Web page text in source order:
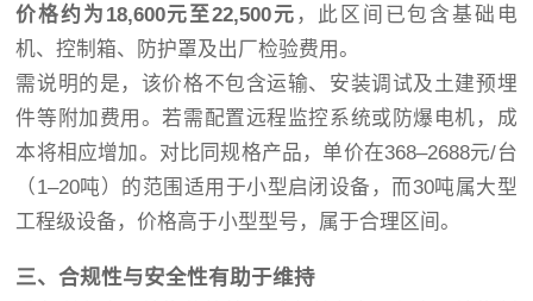
价格约为18,600元至22,500元 ，此区间已包含基础电
机、控制箱、防护罩及出厂检验费用。
需说明的是，该价格不包含运输、安装调试及土建预埋
件等附加费用。若需配置远程监控系统或防爆电机，成
本将相应增加。对比同规格产品，单价在368–2688元/台
（1–20吨）的范围适用于小型启闭设备，而30吨属大型
工程级设备，价格高于小型型号，属于合理区间。
三、合规性与安全性有助于维持